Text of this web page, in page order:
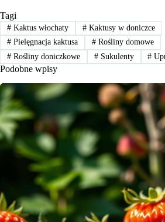
Tagi
#Kaktus włochaty #Kaktusy w doniczce
#Pielęgnacja kaktusa #Rośliny domowe
#Rośliny doniczkowe #Sukulenty #
Podobne wpisy